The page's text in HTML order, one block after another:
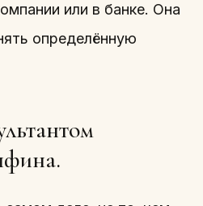
или в банке. Она
определённую